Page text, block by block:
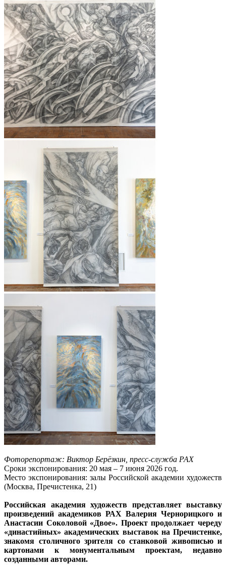
Фоторепортаж: Виктор Берёзкин, пресс-служба РАХ
Сроки экспонирования: 20 мая – 7 июня 2026 год.
Место экспонирования: залы Российской академии художеств
(Москва, Пречистенка, 21)
Российская академия художеств представляет выставку
произведений академиков РАХ Валерия Чернорицкого и
Анастасии Соколовой «Двое». Проект продолжает череду
«династийных» академических выставок на Пречистенке,
знакомя столичного зрителя со станковой живописью и
картонами к монументальным проектам, недавно
созданными авторами.